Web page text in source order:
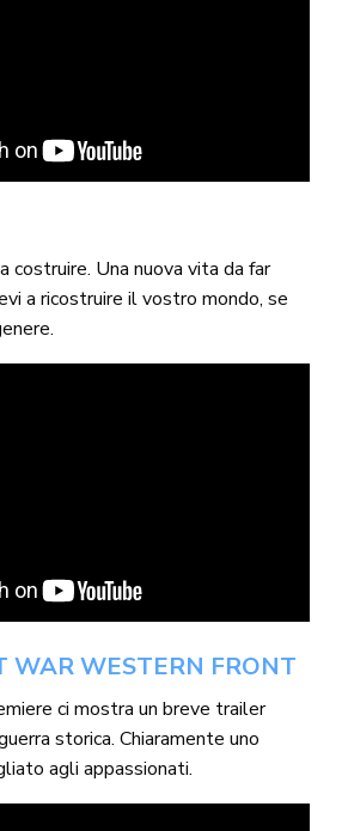
costruire. Una nuova vita da far
a ricostruire il vostro mondo, se
WAR WESTERN FRONT
ci mostra un breve trailer
storica. Chiaramente uno
agli appassionati.